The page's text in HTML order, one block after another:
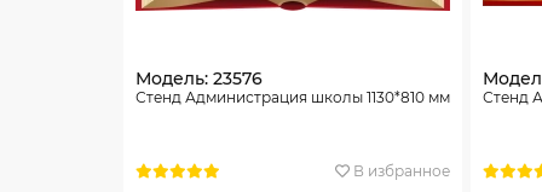
Модель: 23576
Стенд Администрация школы 1130*810 мм
В избранное
Стенд